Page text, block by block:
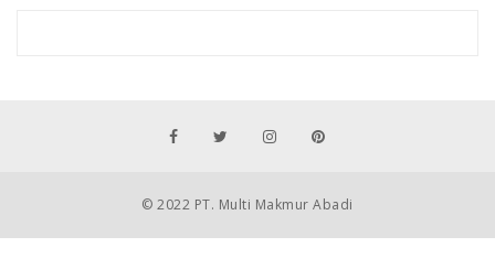
© 2022 PT. Multi Makmur Abadi